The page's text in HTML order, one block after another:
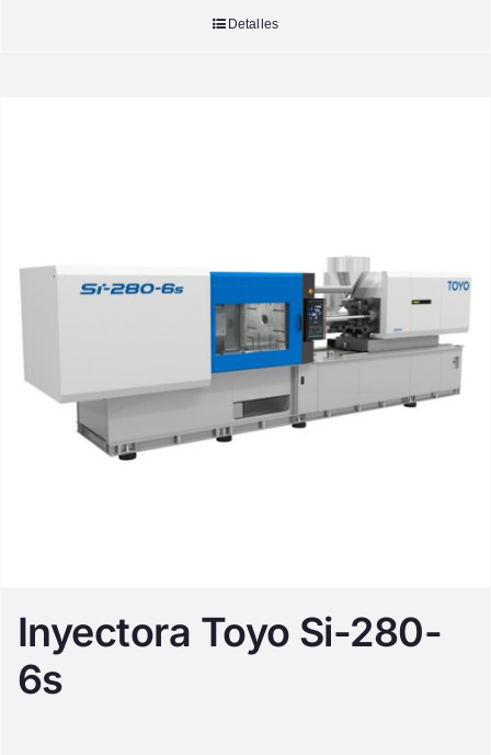
Detalles
Inyectora Toyo Si-280-
6s